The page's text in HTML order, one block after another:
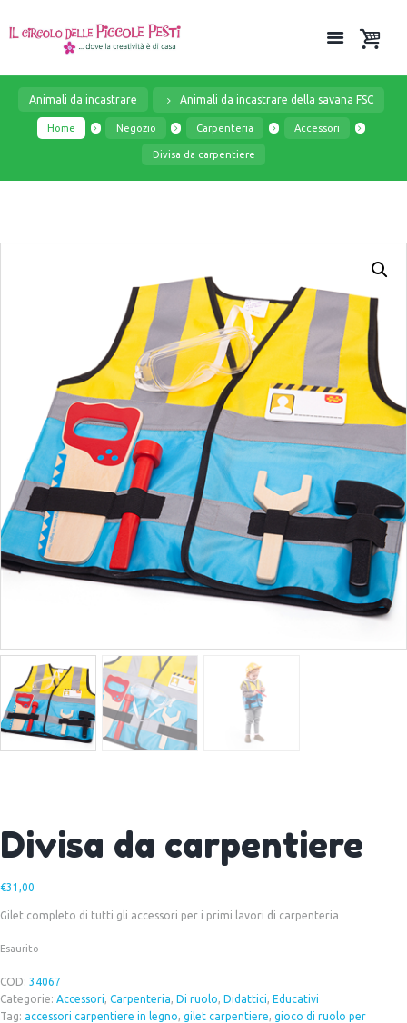
Animali da incastrare Animali da incastrare della savana FSC
Home Negozio Carpenteria Accessori
Divisa da carpentiere
Divisa da carpentiere
€31,00
Gilet completo di tutti gli accessori per i primi lavori di carpenteria
Esaurito
COD: 34067
Categorie: Accessori Carpenteria Di ruolo Didattici Educativi
Tag: accessori carpentiere in legno gilet carpentiere gioco di ruolo per